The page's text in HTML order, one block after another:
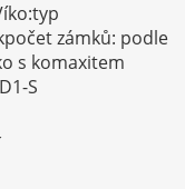
zámků: podle
s komaxitem
S